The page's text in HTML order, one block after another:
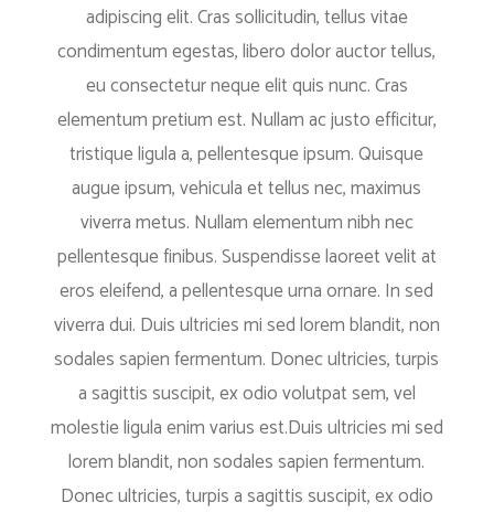
adipiscing elit. Cras sollicitudin, tellus vitae
condimentum egestas, libero dolor auctor tellus,
eu consectetur neque elit quis nunc. Cras
elementum pretium est. Nullam ac justo efficitur,
tristique ligula a, pellentesque ipsum. Quisque
augue ipsum, vehicula et tellus nec, maximus
viverra metus. Nullam elementum nibh nec
pellentesque finibus. Suspendisse laoreet velit at
eros eleifend, a pellentesque urna ornare. In sed
viverra dui. Duis ultricies mi sed lorem blandit, non
sodales sapien fermentum. Donec ultricies, turpis
a sagittis suscipit, ex odio volutpat sem, vel
molestie ligula enim varius est.Duis ultricies mi sed
lorem blandit, non sodales sapien fermentum.
Donec ultricies, turpis a sagittis suscipit, ex odio